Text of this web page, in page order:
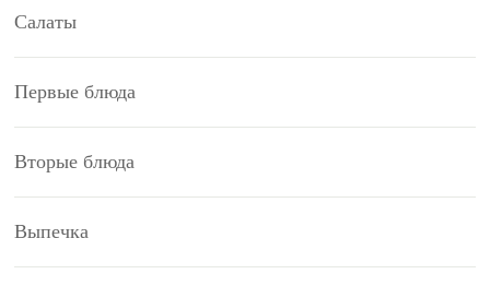
Салаты
Первые блюда
Вторые блюда
Выпечка